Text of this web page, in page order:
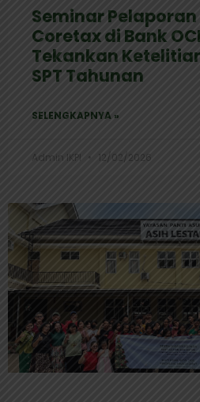
Seminar Pelaporan
Coretax di Bank
Tekankan
SPT Tahunan
SELENGKAPNYA »
Admin IKPI 12/02/2026